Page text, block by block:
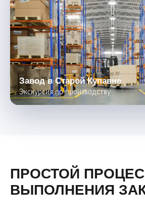
Завод в Старой Купавне
Экскурсия по производству
ПРОСТОЙ
ВЫПОЛНЕНИЯ